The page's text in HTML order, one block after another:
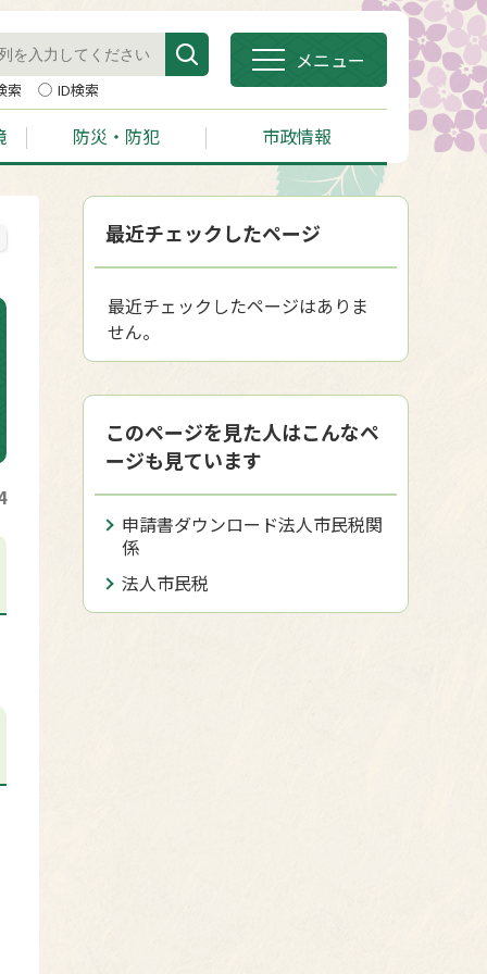
索 ID検索
メニュー
防災・防犯 市政情報
最近チェックしたページ
最近チェックしたページはありま
せん。
このページを見た人はこんなペ
ージも見ています
申請書ダウンロード法人市民税関
係
法人市民税